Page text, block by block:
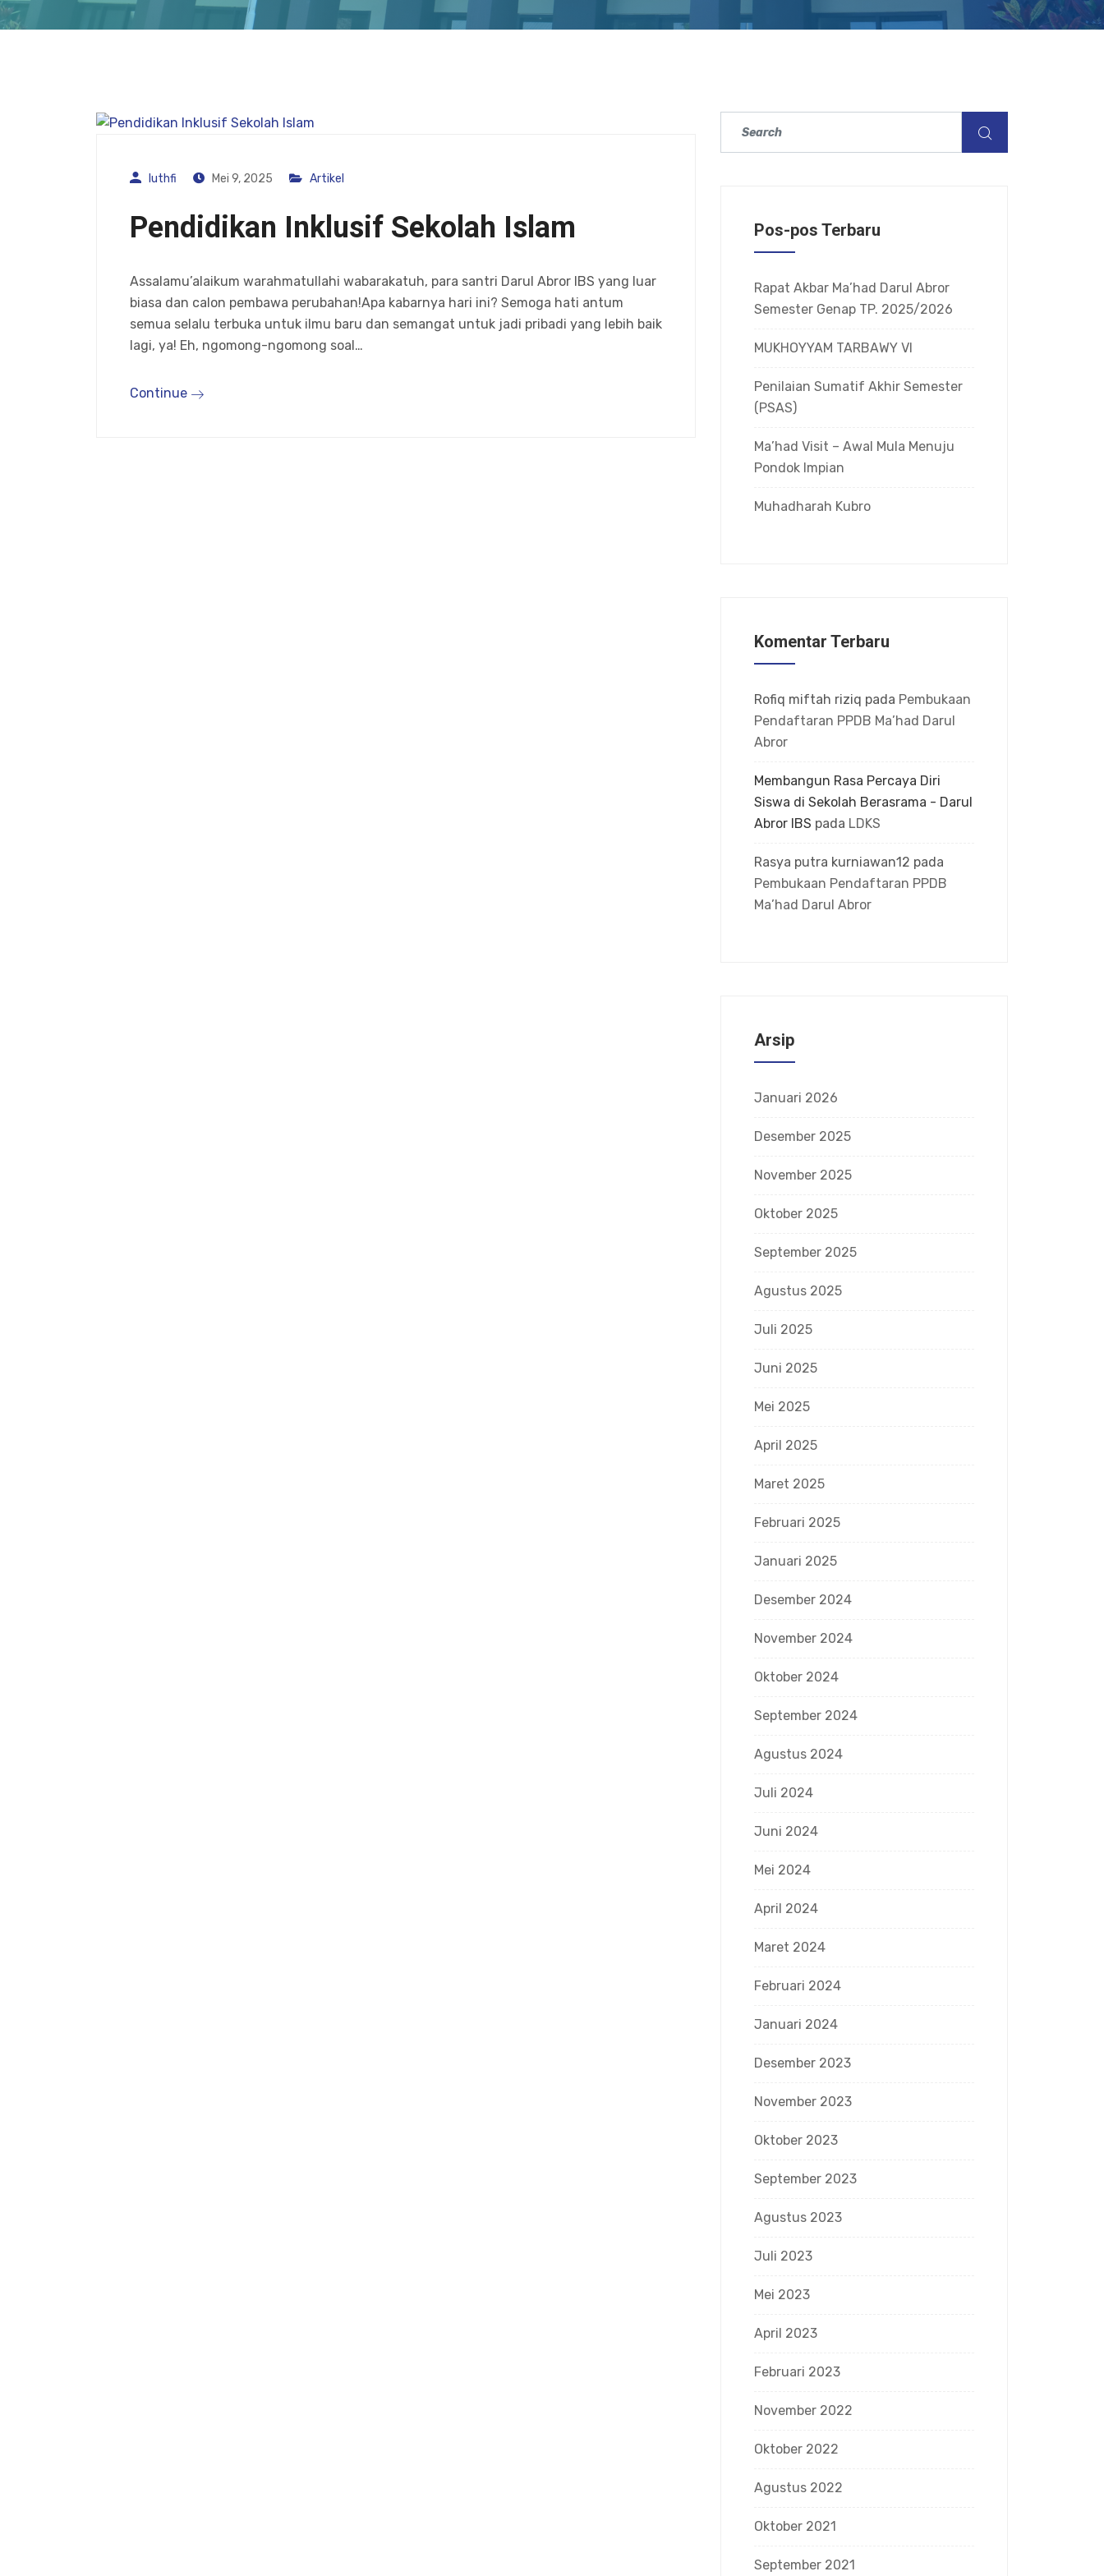
luthfi Mei 9, 2025 Artikel
Pendidikan Inklusif Sekolah Islam
Assalamu’alaikum warahmatullahi wabarakatuh, para santri Darul Abror IBS yang luar
biasa dan calon pembawa perubahan!Apa kabarnya hari ini? Semoga hati antum
semua selalu terbuka untuk ilmu baru dan semangat untuk jadi pribadi yang lebih baik
lagi, ya! Eh, ngomong-ngomong soal…
Continue
Pos-pos Terbaru
Rapat Akbar Ma’had Darul Abror
Semester Genap TP. 2025/2026
MUKHOYYAM TARBAWY VI
Penilaian Sumatif Akhir Semester
(PSAS)
Ma’had Visit – Awal Mula Menuju
Pondok Impian
Muhadharah Kubro
Komentar Terbaru
Rofiq miftah riziq pada Pembukaan
Pendaftaran PPDB Ma’had Darul
Abror
Membangun Rasa Percaya Diri
Siswa di Sekolah Berasrama - Darul
Abror IBS pada LDKS
Rasya putra kurniawan12 pada
Pembukaan Pendaftaran PPDB
Ma’had Darul Abror
Arsip
Januari 2026
Desember 2025
November 2025
Oktober 2025
September 2025
Agustus 2025
Juli 2025
Juni 2025
Mei 2025
April 2025
Maret 2025
Februari 2025
Januari 2025
Desember 2024
November 2024
Oktober 2024
September 2024
Agustus 2024
Juli 2024
Juni 2024
Mei 2024
April 2024
Maret 2024
Februari 2024
Januari 2024
Desember 2023
November 2023
Oktober 2023
September 2023
Agustus 2023
Juli 2023
Mei 2023
April 2023
Februari 2023
November 2022
Oktober 2022
Agustus 2022
Oktober 2021
September 2021